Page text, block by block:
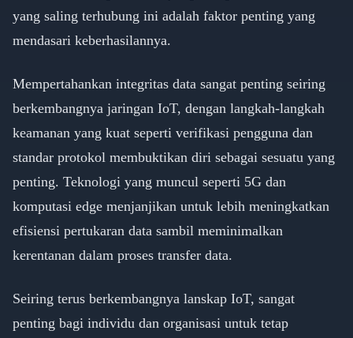
yang saling terhubung ini adalah faktor penting yang
mendasari keberhasilannya.
Mempertahankan integritas data sangat penting seiring
berkembangnya jaringan IoT, dengan langkah-langkah
keamanan yang kuat seperti verifikasi pengguna dan
standar protokol membuktikan diri sebagai sesuatu yang
penting. Teknologi yang muncul seperti 5G dan
komputasi edge menjanjikan untuk lebih meningkatkan
efisiensi pertukaran data sambil meminimalkan
kerentanan dalam proses transfer data.
Seiring terus berkembangnya lanskap IoT, sangat
penting bagi individu dan organisasi untuk tetap